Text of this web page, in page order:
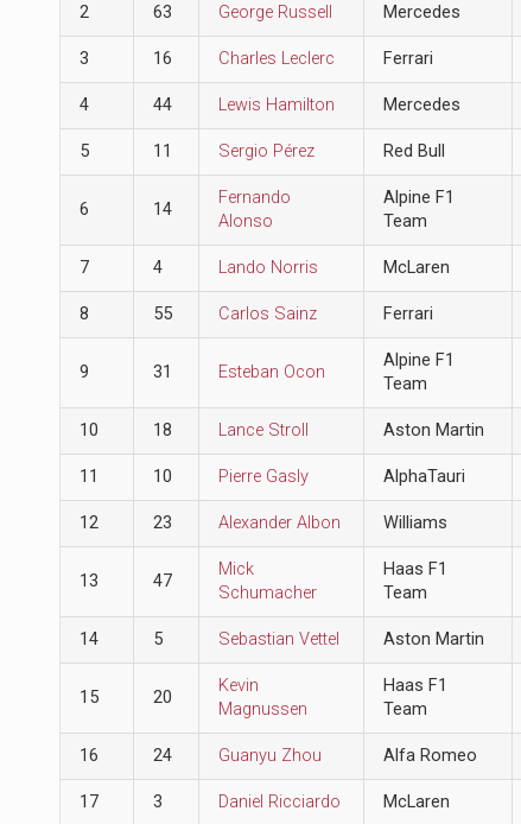
2 63 George Russell Mercedes
3 16 Charles Leclerc Ferrari
4 44 Lewis Hamilton Mercedes
5 11 Sergio Pérez Red Bull
6 14
Fernando
Alonso
Alpine F1
Team
7 4 Lando Norris McLaren
8 55 Carlos Sainz Ferrari
9 31 Esteban Ocon
Alpine F1
Team
10 18 Lance Stroll Aston Martin
11 10 Pierre Gasly AlphaTauri
12 23 Alexander Albon Williams
13 47
Mick
Schumacher
Haas F1
Team
14 5 Sebastian Vettel Aston Martin
15 20
Kevin
Magnussen
Haas F1
Team
16 24 Guanyu Zhou Alfa Romeo
17 3 Daniel Ricciardo McLaren